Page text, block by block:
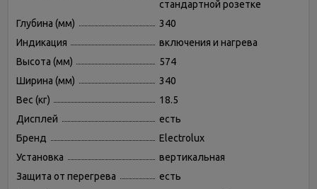
стандартной розетке
Глубина (мм)
340
Индикация
включения и нагрева
Высота (мм)
574
Ширина (мм)
340
Вес (кг)
18.5
Дисплей
есть
Бренд
Electrolux
Установка
вертикальная
Защита от перегрева
есть